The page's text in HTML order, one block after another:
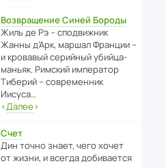
Возвращение Синей Бороды
Жиль де Рэ – спод­ви­жник
Жанны д’Арк, маршал Франции –
и кровавый серийный убийца-
маньяк. Римский импе­ратор
Тиберий – совре­менник
Иисуса…
‹Далее›
Счет
Дин точно знает, чего хочет
от жизни, и всегда доби­ва­ется